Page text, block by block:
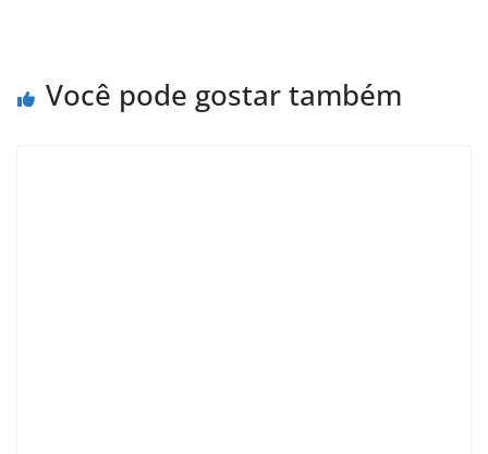
Você pode gostar também